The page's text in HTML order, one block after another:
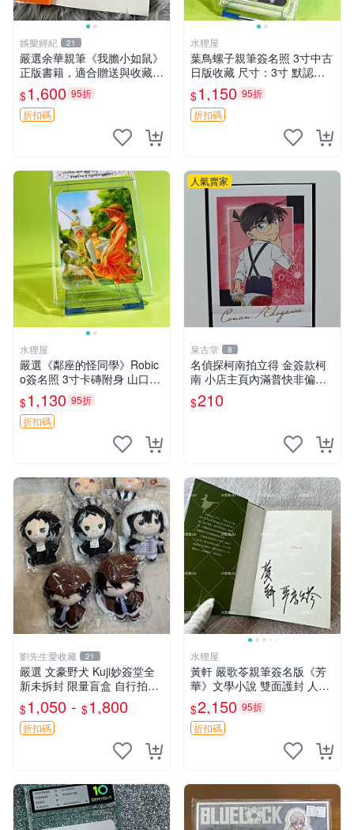
娛樂經紀 21
嚴選余華親筆《我膽小如鼠》
正版書籍，適合贈送與收藏，
專業包裝發貨。秦山簽名珍藏
版 我膽小如鼠 余華 現代文學
$1,600 95折
折扣碼
水狸屋
葉鳥螺子親筆簽名照 3寸中古
日版收藏 尺寸：3寸 默認初
瑕 樫蘭高校周邊 簽名周邊
$1,150 95折
折扣碼
水狸屋
嚴選《鄰座的怪同學》Robic
o簽名照 3寸卡磚附身 山口賢
二親筆 中古初瑕收藏品 鄰座
的怪同學 署名照 點數
$1,130 95折
折扣碼
人氣賣家
泉古堂 8
名偵探柯南拍立得 金簽款柯
南 小店主頁內滿普快非偏遠
不滿三十郵＋6-31518
$210
劉先生愛收藏 21
嚴選 文豪野犬 Kuji妙簽堂全
新未拆封 限量盲盒 自行拍收
正版娃娃隨機附衣 芥川龍之
介 中島敦 江戶川亂步
$1,050 - $1,800
折扣碼
水狸屋
黃軒 嚴歌苓親筆簽名版《芳
華》文學小說 雙面護封 人民
文學出版社 實拍美圖 芳華 現
代文學 溫情推薦
$2,150 95折
折扣碼